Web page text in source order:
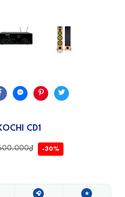
CD1
CD1
-30%
🎧 ★